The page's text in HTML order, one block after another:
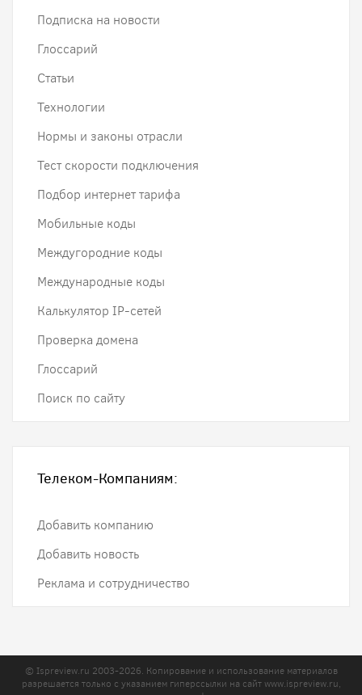
Подписка на новости
Глоссарий
Статьи
Технологии
Нормы и законы отрасли
Тест скорости подключения
Подбор интернет тарифа
Мобильные коды
Междугородние коды
Международные коды
Калькулятор IP-сетей
Проверка домена
Глоссарий
Поиск по сайту
Телеком-Компаниям:
Добавить компанию
Добавить новость
Реклама и сотрудничество
© Ispreview.ru 2003-2026. Копирование и использование материалов
разрешается только с указанием гиперссылки на сайтwww.ispreview.ru,